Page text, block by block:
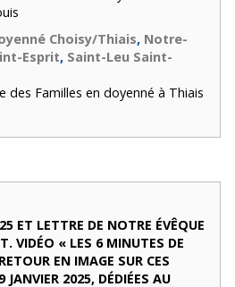
Choisy/Thiais, Notre-
Esprit, Saint-Leu Saint-
des Familles en doyenné à Thiais
ET LETTRE DE NOTRE ÉVÊQUE
VIDÉO « LES 6 MINUTES DE
EN IMAGE SUR CES
JANVIER 2025, DÉDIÉES AU